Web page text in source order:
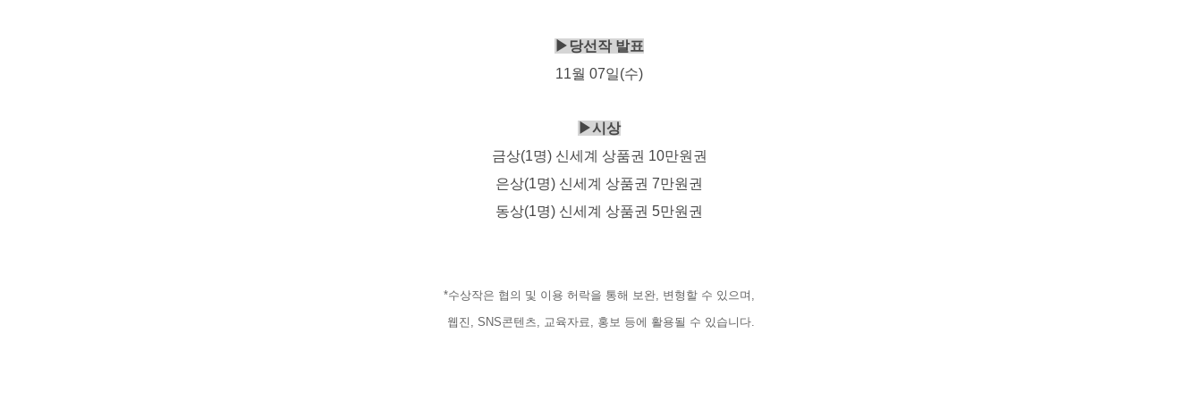
▶당선작 발표
11월 07일(수)
▶시상
금상(1명) 신세계 상품권 10만원권
은상(1명) 신세계 상품권 7만원권
동상(1명) 신세계 상품권 5만원권
*수상작은 협의 및 이용 허락을 통해 보완, 변형할 수 있으며,
웹진, SNS콘텐츠, 교육자료, 홍보 등에 활용될 수 있습니다.